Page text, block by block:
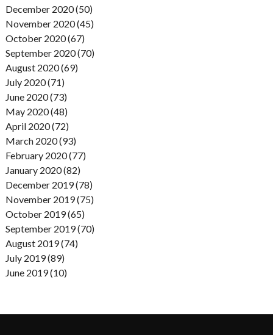
December 2020 (50)
November 2020 (45)
October 2020 (67)
September 2020 (70)
August 2020 (69)
July 2020 (71)
June 2020 (73)
May 2020 (48)
April 2020 (72)
March 2020 (93)
February 2020 (77)
January 2020 (82)
December 2019 (78)
November 2019 (75)
October 2019 (65)
September 2019 (70)
August 2019 (74)
July 2019 (89)
June 2019 (10)